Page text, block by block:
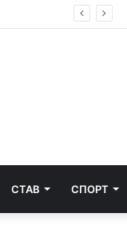
СТАВ СПОРТ